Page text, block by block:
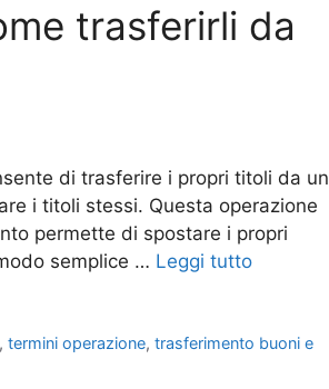
trasferirli da
di trasferire i propri titoli da un
i titoli stessi. Questa operazione
permette di spostare i propri
semplice … Leggi tutto
,termini operazione,trasferimento buoni e